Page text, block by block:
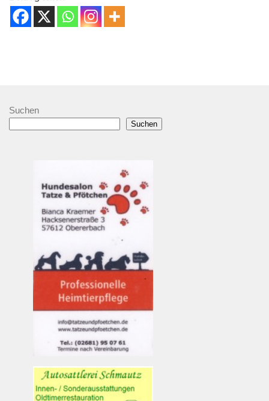
Suchen
Suchen